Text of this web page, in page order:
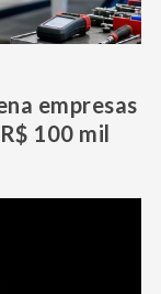
empresas
100 mil